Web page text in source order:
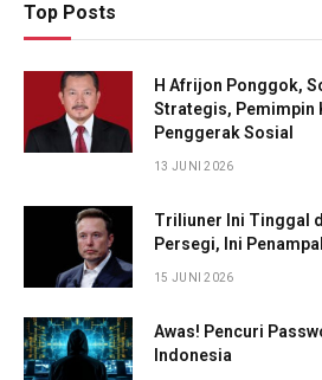
Top Posts
H Afrijon Ponggok,
Strategis, Pemimpin
Penggerak Sosial
13 JUNI 2026
Triliuner Ini Tinggal
Persegi, Ini
15 JUNI 2026
Awas! Pencuri
Indonesia